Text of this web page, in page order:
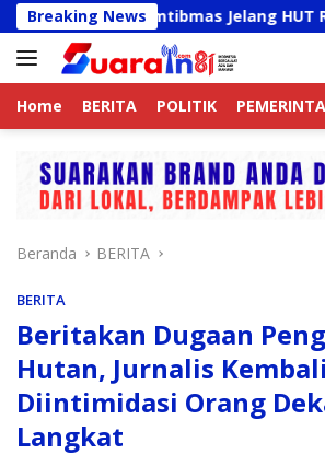
Langsung
ke
konten
Breaking News
Kamtibmas Jelang HUT RI
Home BERITA POLITIK
Beranda BERITA
BERITA
Beritakan Dugaan
Hutan, Jurnalis Kembali
Diintimidasi Orang
Langkat